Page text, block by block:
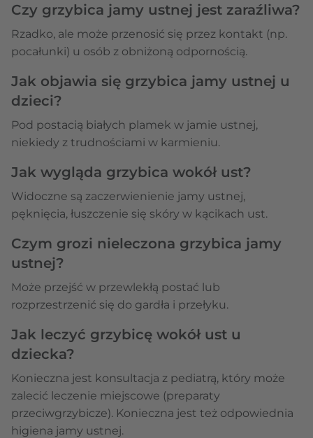
Czy grzybica jamy ustnej jest zaraźliwa?
Rzadko, ale może przenosić się przez kontakt (np.
pocałunki) u osób z obniżoną odpornością.
Jak objawia się grzybica jamy ustnej u
dzieci?
Pod postacią białych plamek w jamie ustnej,
niekiedy z trudnościami w karmieniu.
Jak wygląda grzybica wokół ust?
Widoczne są zaczerwienienie jamy ustnej,
pęknięcia, łuszczenie się skóry w kącikach ust.
Czym grozi nieleczona grzybica jamy
ustnej?
Może przejść w przewlekłą postać lub
rozprzestrzenić się do gardła i przełyku.
Jak leczyć grzybicę wokół ust u
dziecka?
Konieczna jest konsultacja z pediatrą, który może
zalecić leczenie miejscowe (preparaty
przeciwgrzybicze). Konieczna jest też odpowiednia
higiena jamy ustnej.